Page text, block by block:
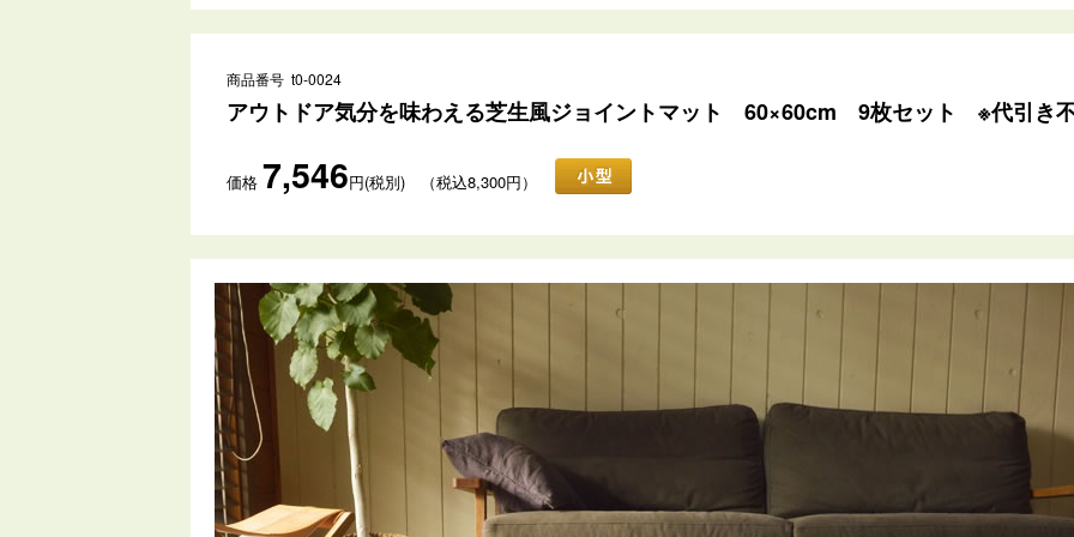
商品番号 t0-0024
アウトドア気分を味わえる芝生風ジョイントマット 60×60cm 9枚セット ※代引き
価格 7,546円(税別) （税込8,300円）